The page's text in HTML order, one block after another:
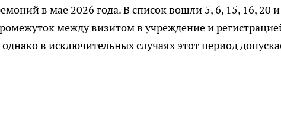
в мае 2026 года. В список вошли 5, 6, 15, 16, 20
между визитом в учреждение и
однако в исключительных случаях этот период